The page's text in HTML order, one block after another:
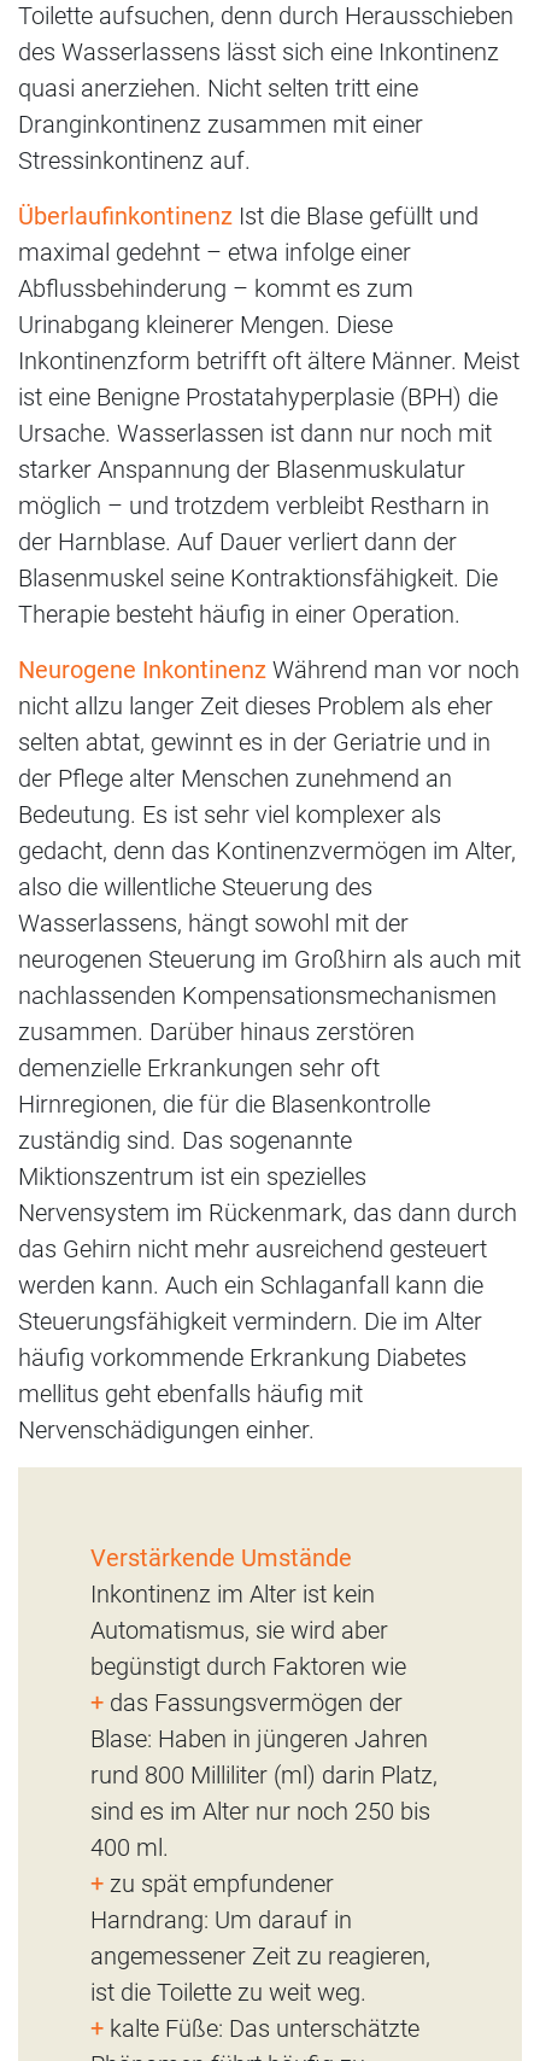
Toilette aufsuchen, denn durch Herausschieben
des Wasserlassens lässt sich eine Inkontinenz
quasi anerziehen. Nicht selten tritt eine
Dranginkontinenz zusammen mit einer
Stressinkontinenz auf.
Überlaufinkontinenz Ist die Blase gefüllt und
maximal gedehnt – etwa infolge einer
Abflussbehinderung – kommt es zum
Urinabgang kleinerer Mengen. Diese
Inkontinenzform betrifft oft ältere Männer. Meist
ist eine Benigne Prostatahyperplasie (BPH) die
Ursache. Wasserlassen ist dann nur noch mit
starker Anspannung der Blasenmuskulatur
möglich – und trotzdem verbleibt Restharn in
der Harnblase. Auf Dauer verliert dann der
Blasenmuskel seine Kontraktionsfähigkeit. Die
Therapie besteht häufig in einer Operation.
Neurogene Inkontinenz Während man vor noch
nicht allzu langer Zeit dieses Problem als eher
selten abtat, gewinnt es in der Geriatrie und in
der Pflege alter Menschen zunehmend an
Bedeutung. Es ist sehr viel komplexer als
gedacht, denn das Kontinenzvermögen im Alter,
also die willentliche Steuerung des
Wasserlassens, hängt sowohl mit der
neurogenen Steuerung im Großhirn als auch mit
nachlassenden Kompensationsmechanismen
zusammen. Darüber hinaus zerstören
demenzielle Erkrankungen sehr oft
Hirnregionen, die für die Blasenkontrolle
zuständig sind. Das sogenannte
Miktionszentrum ist ein spezielles
Nervensystem im Rückenmark, das dann durch
das Gehirn nicht mehr ausreichend gesteuert
werden kann. Auch ein Schlaganfall kann die
Steuerungsfähigkeit vermindern. Die im Alter
häufig vorkommende Erkrankung Diabetes
mellitus geht ebenfalls häufig mit
Nervenschädigungen einher.
Verstärkende Umstände
Inkontinenz im Alter ist kein
Automatismus, sie wird aber
begünstigt durch Faktoren wie
+ das Fassungsvermögen der
Blase: Haben in jüngeren Jahren
rund 800 Milliliter (ml) darin Platz,
sind es im Alter nur noch 250 bis
400 ml.
+ zu spät empfundener
Harndrang: Um darauf in
angemessener Zeit zu reagieren,
ist die Toilette zu weit weg.
+ kalte Füße: Das unterschätzte